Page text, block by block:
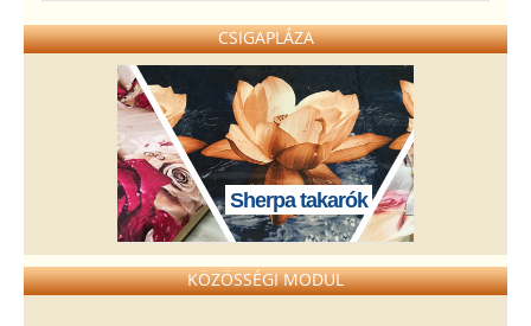
CSIGAPLÁZA
Sherpa takarók
KÖZÖSSÉGI MODUL